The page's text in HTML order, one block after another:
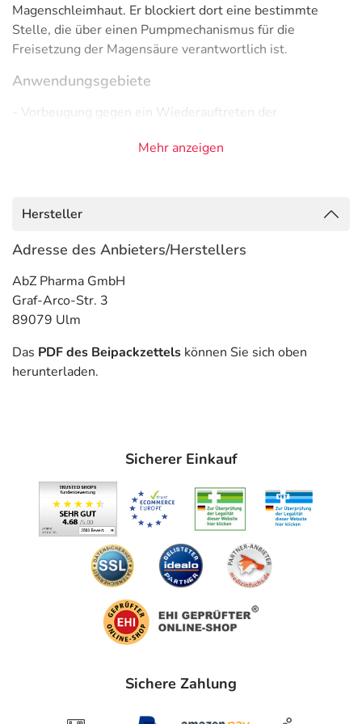
Magenschleimhaut. Er blockiert dort eine bestimmte
Stelle, die über einen Pumpmechanismus für die
Freisetzung der Magensäure verantwortlich ist.
Anwendungsgebiete
- Vorbeugung gegen ein Wiederauftreten der
Geschwüren im Verdauungstrakt, verursacht durch den
- Beseitigung des Erregers Helicobacter pylori, der häufig
- Refluxösophagitis (Refluxkrankheit mit Entzündung der
Speiseröhre)
- Vorbeugung von Geschwüren im Verdauungstrakt,
verursacht durch Medikamente, wie zum Beispiel durch
bestimmte Schmerzmittel (nicht-steroidale
- Magengeschwür, verursacht durch bestimmte
Medikamente, wie zum Beispiel durch bestimmte
Schmerzmittel (nicht-steroidale Antiphlogistika)
Gegenanzeigen
Was spricht gegen eine Anwendung?
- Überempfindlichkeit gegen die Inhaltsstoffe
Unter Umständen - sprechen Sie hierzu mit Ihrem Arzt
- Eingeschränkte Leberfunktion
Mehr anzeigen
Hersteller
Adresse des Anbieters/Herstellers
AbZ Pharma GmbH
Graf-Arco-Str. 3
89079 Ulm
Das PDF des Beipackzettels können Sie sich oben
herunterladen.
Sicherer Einkauf
Sichere Zahlung